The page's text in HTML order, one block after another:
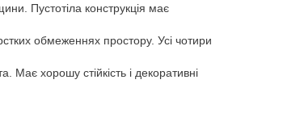
Пустотіла конструкція має
обмеженнях простору. Усі чотири
хорошу стійкість і декоративні